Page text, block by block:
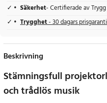
Säkerhet- Certifierade av
Trygghet- 30 dagars
Beskrivning
Stämningsfull
och trådlös musik